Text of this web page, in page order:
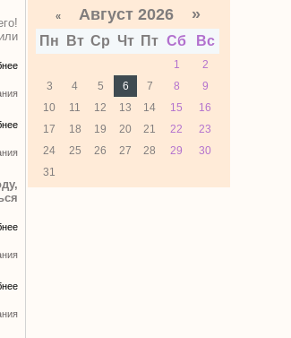
«Август 2026 »
Пн Вт Ср Чт Пт Сб Вс
1
2
3
4 5 6 7 8
9
10
11 12 13 14 15
16
17
18 19 20 21 22
23
24
25 26 27 28 29
30
31